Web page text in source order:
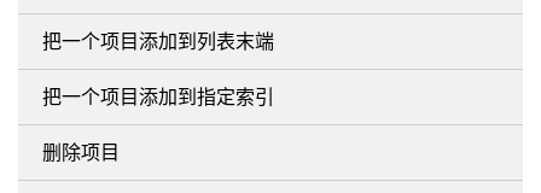
把一个项目添加到列表末端
把一个项目添加到指定索引
删除项目